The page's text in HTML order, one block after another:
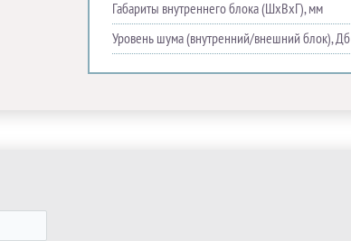
Габариты внутреннего блока (ШхВхГ), мм
Уровень шума (внутренний/внешний блок), Дб